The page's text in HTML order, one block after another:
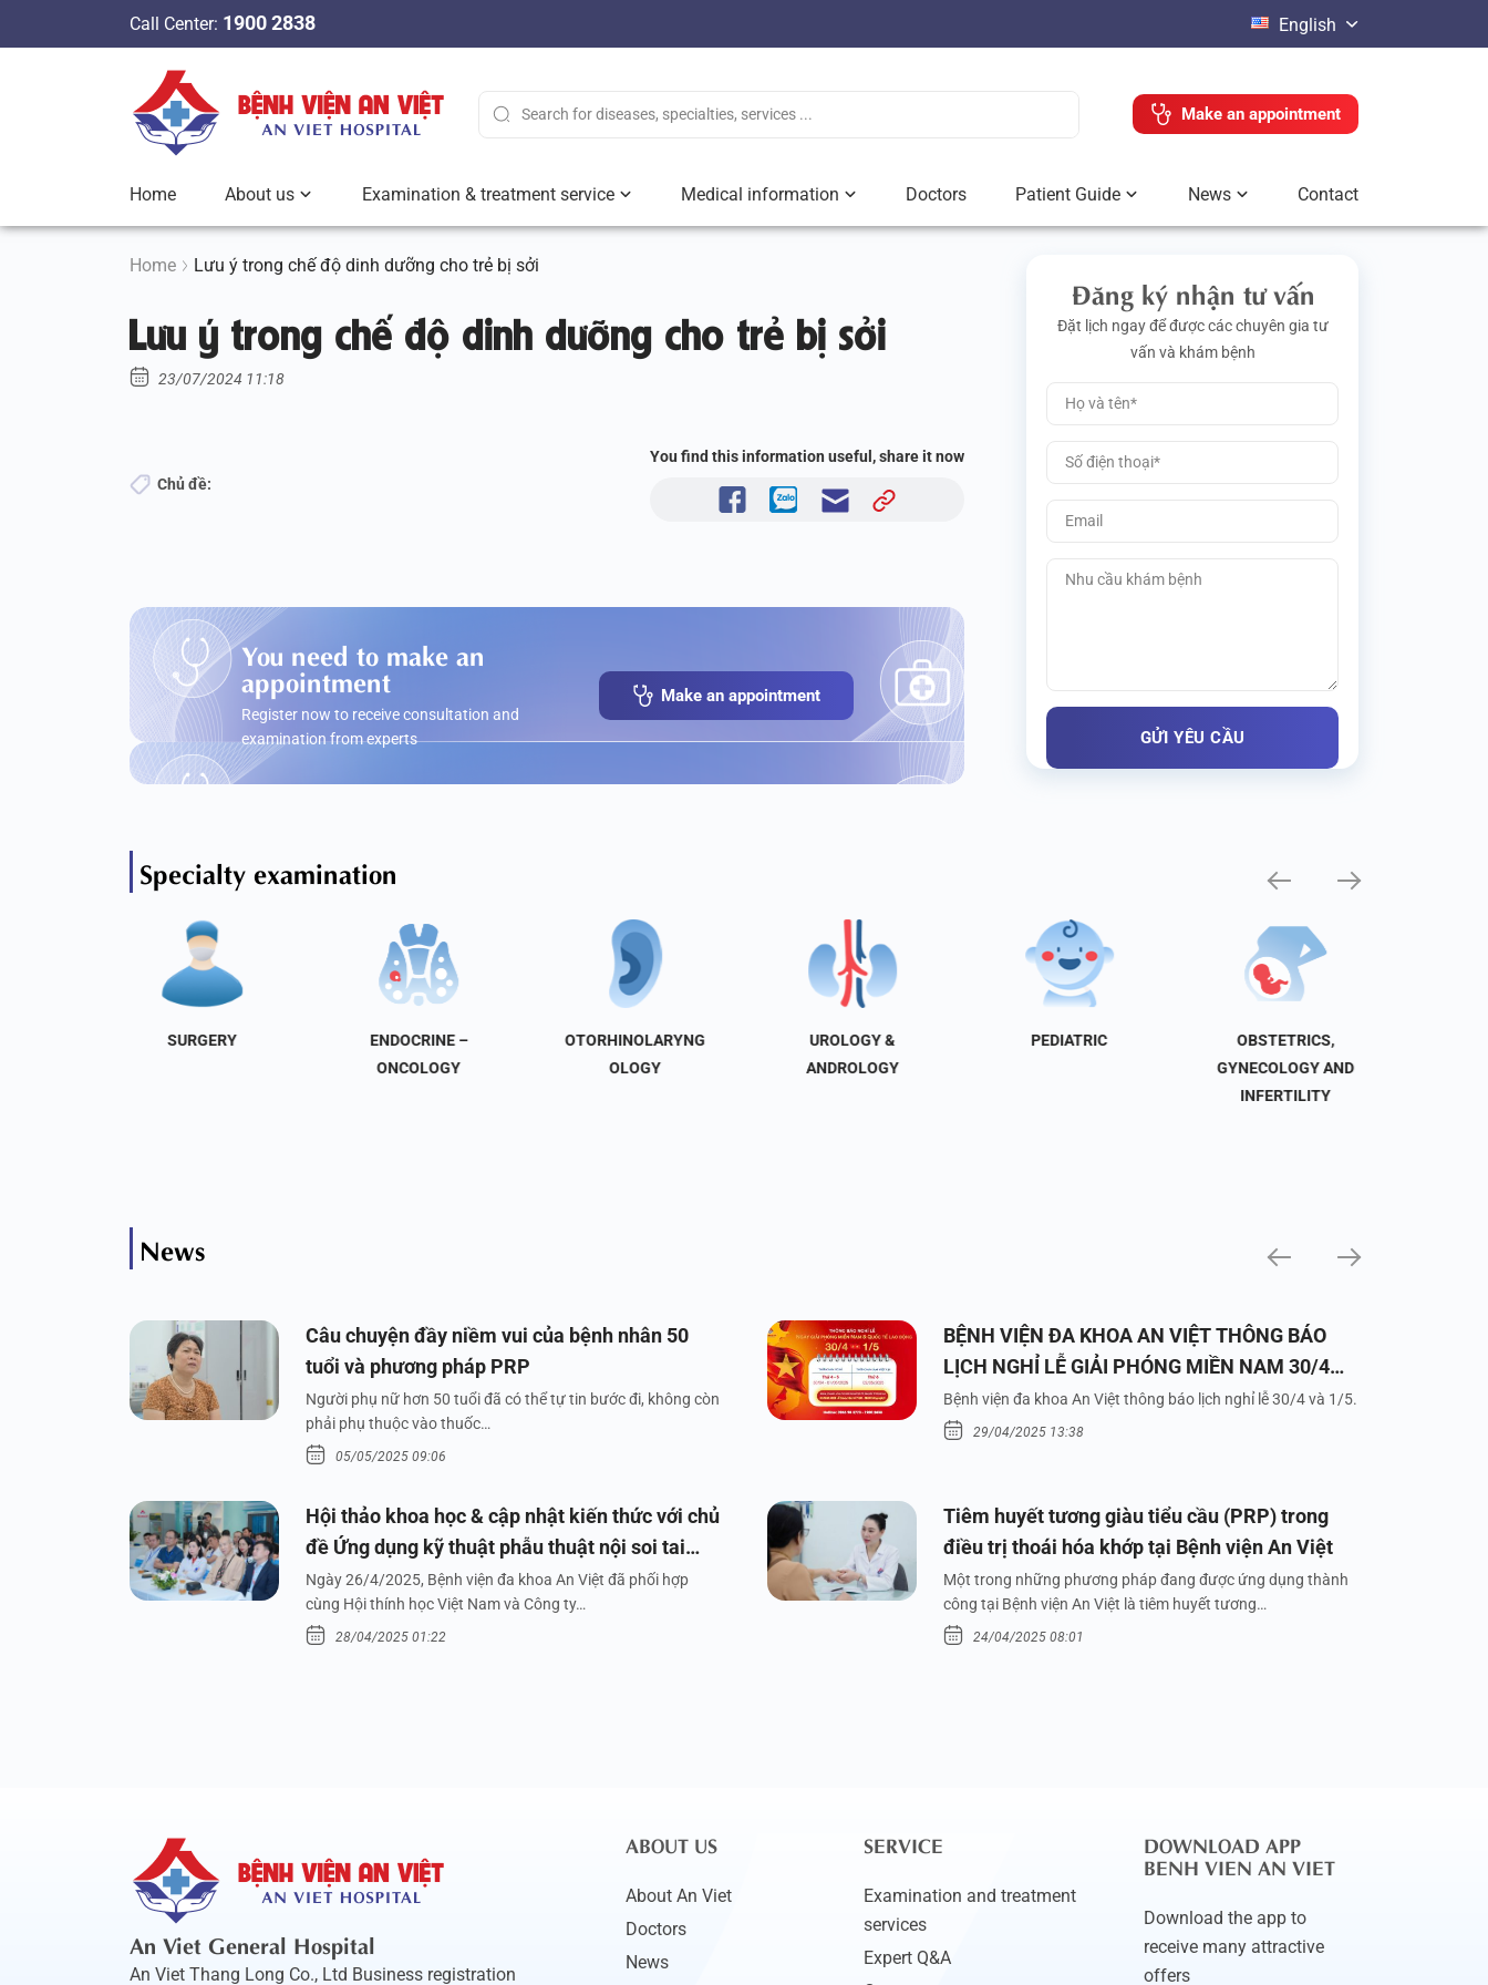
n
Call Center: 1900 2838 English
Make an appointment
Home About us Examination & treatment service Medical information Doctors Patient Guide News Contact
Home Lưu ý trong chế độ dinh dưỡng cho trẻ bị sởi
Lưu ý trong chế độ dinh dưỡng cho trẻ bị sởi
23/07/2024 11:18
Chủ đề:
You find this information useful, share it now
You need to make an
appointment
Register now to receive consultation and
examination from experts
Make an appointment
Đăng ký nhận tư vấn
Đặt lịch ngay để được các chuyên gia tư
vấn và khám bệnh
Specialty examination
SURGERY
ENDOCRINE –
ONCOLOGY
OTORHINOLARYNG
OLOGY
UROLOGY &
ANDROLOGY
PEDIATRIC
OBSTETRICS,
GYNECOLOGY AND
INFERTILITY
News
Câu chuyện đầy niềm vui của bệnh nhân 50
tuổi và phương pháp PRP
Người phụ nữ hơn 50 tuổi đã có thể tự tin bước đi, không còn
phải phụ thuộc vào thuốc…
05/05/2025 09:06
BỆNH VIỆN ĐA KHOA AN VIỆT THÔNG BÁO
LỊCH NGHỈ LỄ GIẢI PHÓNG MIỀN NAM 30/4
VÀ QUỐC TẾ LAO ĐỘNG 1/5/2025
Bệnh viện đa khoa An Việt thông báo lịch nghỉ lễ 30/4 và 1/5.
29/04/2025 13:38
Hội thảo khoa học & cập nhật kiến thức với chủ
đề Ứng dụng kỹ thuật phẫu thuật nội soi tai
dưới nước
Ngày 26/4/2025, Bệnh viện đa khoa An Việt đã phối hợp
cùng Hội thính học Việt Nam và Công ty…
28/04/2025 01:22
Tiêm huyết tương giàu tiểu cầu (PRP) trong
điều trị thoái hóa khớp tại Bệnh viện An Việt
Một trong những phương pháp đang được ứng dụng thành
công tại Bệnh viện An Việt là tiêm huyết tương…
24/04/2025 08:01
An Viet General Hospital
An Viet Thang Long Co., Ltd Business registration
ABOUT US
About An Viet
Doctors
News
SERVICE
Examination and treatment
services
Expert Q&A
DOWNLOAD APP
BENH VIEN AN VIET
Download the app to
receive many attractive
offers